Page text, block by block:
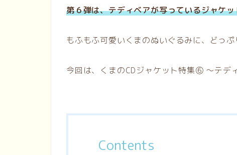
第６弾は、テディベアが写っているジャケ
もふもふ可愛いくまのぬいぐるみに、どっ
今回は、くまのCDジャケット特集⑥ 〜テデ
Contents